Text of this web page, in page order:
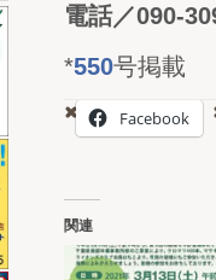
電話／090-
*550号掲載
Facebook
関連